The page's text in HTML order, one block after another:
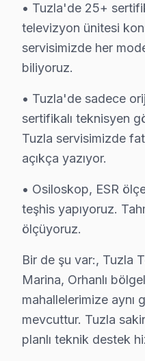
Tuzla'da düzenli
JVC TV'lerde Sık
Tuzla bölgesindeki
Fire görüntüleme
Panel arızası:
Güç kartı: Tuzla'de
Anakart: Tuzla'de bu
» Tuzla'de tüm JVC
Tuzla JVC TV
JVC televizyonlarda
• Tuzla'de Siyah
• Tuzla'de Görüntü
• Tuzla'de Kırmızı
• Tuzla'de 25+
televizyon ünitesi
servisimizde her
biliyoruz.
• Tuzla'de sadece
sertifikalı teknisyen
Tuzla servisimizde
açıkça yazıyor.
• Osiloskop, ESR
teşhis yapıyoruz.
ölçüyoruz.
Bir de şu var:, Tuzla
Marina, Orhanlı
mahallelerimize aynı
mevcuttur. Tuzla
planlı teknik destek